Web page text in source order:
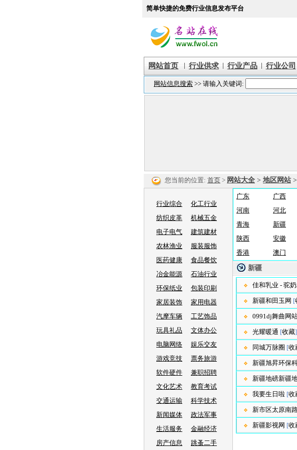
简单快捷的免费行业信息发布平台
网站首页 | 行业供求 | 行业产品 | 行业公司
您当前的位置: 首页 > 网站大全 > 地区网站
行业综合
化工行业
纺织皮革
机械五金
电子电气
建筑建材
农林渔业
服装服饰
医药健康
食品餐饮
冶金能源
石油行业
环保纸业
包装印刷
家居装饰
家用电器
汽摩车辆
工艺饰品
玩具礼品
文体办公
电脑网络
娱乐交友
游戏竞技
票务旅游
软件硬件
兼职招聘
文化艺术
教育考试
交通运输
科学技术
新闻媒体
政法军事
生活服务
金融经济
房产信息
跳蚤二手
广东 广西
河南
河北
青海
新疆
陕西
安徽
香港
澳门
新疆
佳和乳业 - 驼
新疆和田玉网 [
0991dj舞曲网
光耀暖通 [收藏]
同城万脉圈 [收
新疆旭昇环保
新疆地磅新疆
我要生日啦 [收
新市区太原南
新疆影视网 [收